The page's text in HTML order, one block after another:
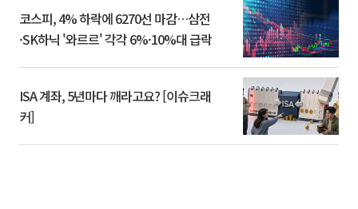
코스피, 4% 하락에 6270선 마감…삼전
·SK하닉 '와르르' 각각 6%·10%대 급락
ISA 계좌, 5년마다 깨라고요? [이슈크래
커]